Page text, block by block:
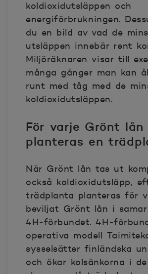
koldioxidutsläppen och
energiförbrukningen.
du en bild av vad de
utsläppen innebär rent
Miljöräknaren visar till
många gånger man kan
runt med tåg med de
koldioxidutsläppen.
För varje Grönt lån
planteras en
När Grönt lån tas ut
också koldioxidutsläpp,
trädplanta planteras för
beviljat Grönt lån i
4H-förbundet. 4H-
operativa modell
sysselsätter finländska
och ökar kolsänkorna i